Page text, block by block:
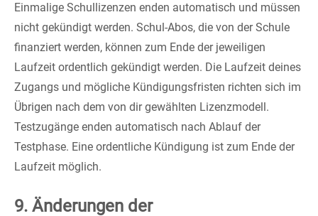
Einmalige Schullizenzen enden automatisch und müssen
nicht gekündigt werden. Schul-Abos, die von der Schule
finanziert werden, können zum Ende der jeweiligen
Laufzeit ordentlich gekündigt werden. Die Laufzeit deines
Zugangs und mögliche Kündigungsfristen richten sich im
Übrigen nach dem von dir gewählten Lizenzmodell.
Testzugänge enden automatisch nach Ablauf der
Testphase. Eine ordentliche Kündigung ist zum Ende der
Laufzeit möglich.
9. Änderungen der